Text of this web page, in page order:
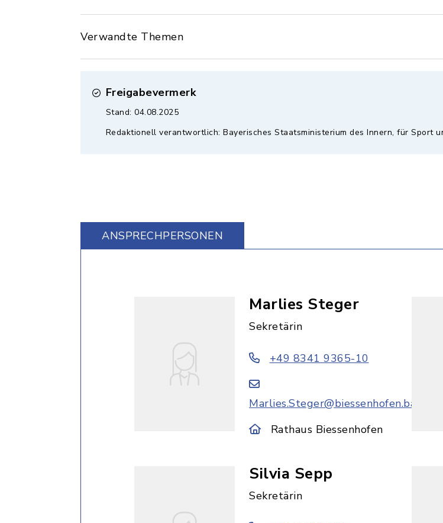
Verwandte Themen
Freigabevermerk
Stand: 04.08.2025
Redaktionell verantwortlich: Bayerisches Staatsministerium des Innern, für Sport
ANSPRECHPERSONEN
Marlies Steger
Sekretärin
+49 8341 9365-10
Rathaus Biessenhofen
Silvia Sepp
Sekretärin